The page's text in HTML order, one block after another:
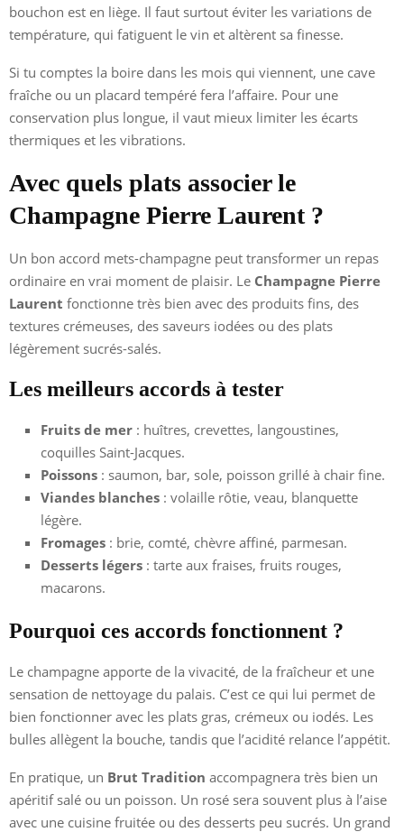
bouchon est en liège. Il faut surtout éviter les variations de
température, qui fatiguent le vin et altèrent sa finesse.
Si tu comptes la boire dans les mois qui viennent, une cave
fraîche ou un placard tempéré fera l’affaire. Pour une
conservation plus longue, il vaut mieux limiter les écarts
thermiques et les vibrations.
Avec quels plats associer le
Champagne Pierre Laurent ?
Un bon accord mets-champagne peut transformer un repas
ordinaire en vrai moment de plaisir. Le Champagne Pierre
Laurent fonctionne très bien avec des produits fins, des
textures crémeuses, des saveurs iodées ou des plats
légèrement sucrés-salés.
Les meilleurs accords à tester
Fruits de mer : huîtres, crevettes, langoustines,
coquilles Saint-Jacques.
Poissons : saumon, bar, sole, poisson grillé à chair fine.
Viandes blanches : volaille rôtie, veau, blanquette
légère.
Fromages : brie, comté, chèvre affiné, parmesan.
Desserts légers : tarte aux fraises, fruits rouges,
macarons.
Pourquoi ces accords fonctionnent ?
Le champagne apporte de la vivacité, de la fraîcheur et une
sensation de nettoyage du palais. C’est ce qui lui permet de
bien fonctionner avec les plats gras, crémeux ou iodés. Les
bulles allègent la bouche, tandis que l’acidité relance l’appétit.
En pratique, un Brut Tradition accompagnera très bien un
apéritif salé ou un poisson. Un rosé sera souvent plus à l’aise
avec une cuisine fruitée ou des desserts peu sucrés. Un grand